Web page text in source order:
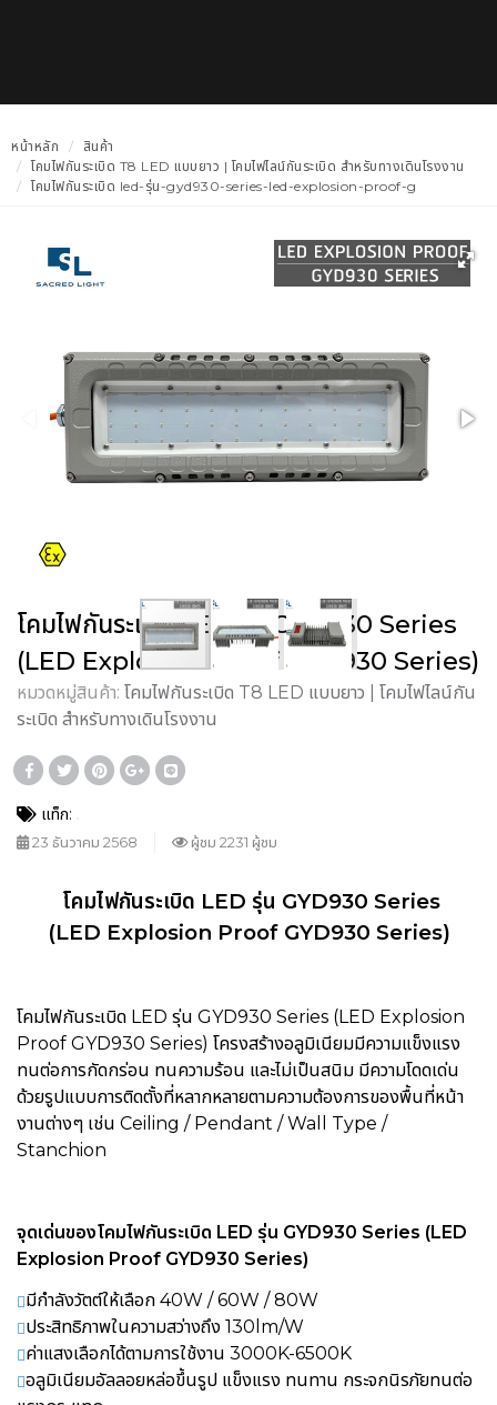
หน้าหลัก
สินค้า
โคมไฟกันระเบิด T8 LED แบบยาว | โคมไฟไลน์กันระเบิด สำหรับทางเดินโรงงาน
โคมไฟกันระเบิด led-รุ่น-gyd930-series-led-explosion-proof-g
โคมไฟกันระเบิด LED รุ่น GYD930 Series
(LED Explosion Proof GYD930 Series)
หมวดหมู่สินค้า: โคมไฟกันระเบิด T8 LED แบบยาว | โคมไฟไลน์กัน
ระเบิด สำหรับทางเดินโรงงาน
แท็ก:
23 ธันวาคม 2568 ผู้ชม 2231 ผู้ชม
โคมไฟกันระเบิด LED รุ่น GYD930 Series
(LED Explosion Proof GYD930 Series)
โคมไฟกันระเบิด LED รุ่น GYD930 Series (LED Explosion
Proof GYD930 Series) โครงสร้างอลูมิเนียมมีความแข็งแรง
ทนต่อการกัดกร่อน ทนความร้อน และไม่เป็นสนิม มีความโดดเด่น
ด้วยรูปแบบการติดตั้งที่หลากหลายตามความต้องการของพื้นที่หน้า
งานต่างๆ เช่น Ceiling / Pendant / Wall Type /
Stanchion
จุดเด่นของโคมไฟกันระเบิด LED รุ่น GYD930 Series (LED
Explosion Proof GYD930 Series)
มีกำลังวัตต์ให้เลือก 40W / 60W / 80W
ประสิทธิภาพในความสว่างถึง 130lm/W
ค่าแสงเลือกได้ตามการใช้งาน 3000K-6500K
อลูมิเนียมอัลลอยหล่อขึ้นรูป แข็งแรง ทนทาน กระจกนิรภัยทนต่อ